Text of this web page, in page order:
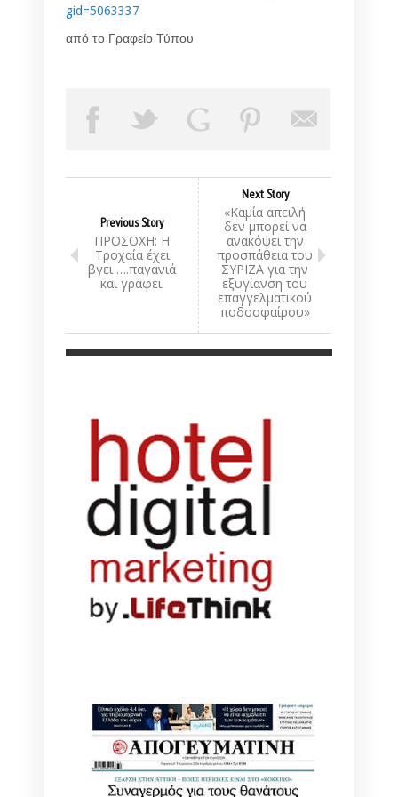
gid=5063337
από το Γραφείο Τύπου
Previous Story
ΠΡΟΣΟΧΗ: Η
Τροχαία έχει
βγει ….παγανιά
και γράφει.
Next Story
«Καμία απειλή
δεν μπορεί να
ανακόψει την
προσπάθεια του
ΣΥΡΙΖΑ για την
εξυγίανση του
επαγγελματικού
ποδοσφαίρου»